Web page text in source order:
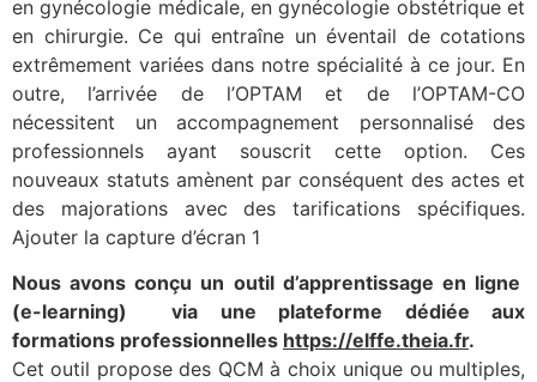
en gynécologie médicale, en gynécologie obstétrique et
en chirurgie. Ce qui entraîne un éventail de cotations
extrêmement variées dans notre spécialité à ce jour. En
outre, l’arrivée de l’OPTAM et de l’OPTAM-CO
nécessitent un accompagnement personnalisé des
professionnels ayant souscrit cette option. Ces
nouveaux statuts amènent par conséquent des actes et
des majorations avec des tarifications spécifiques.
Ajouter la capture d’écran 1
Nous avons conçu un outil d’apprentissage en ligne
(e-learning) via une plateforme dédiée aux
formations professionnelles https://elffe.theia.fr.
Cet outil propose des QCM à choix unique ou multiples,